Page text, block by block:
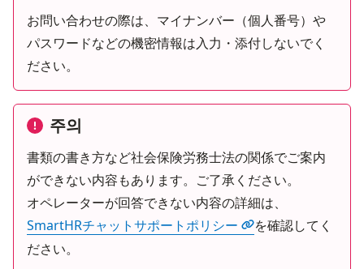
お問い合わせの際は、マイナンバー（個人番号）や
パスワードなどの機密情報は入力・添付しないでく
ださい。
주의
書類の書き方など社会保険労務士法の関係でご案内
ができない内容もあります。ご了承ください。
オペレーターが回答できない内容の詳細は、
SmartHRチャットサポートポリシー
を確認してく
ださい。